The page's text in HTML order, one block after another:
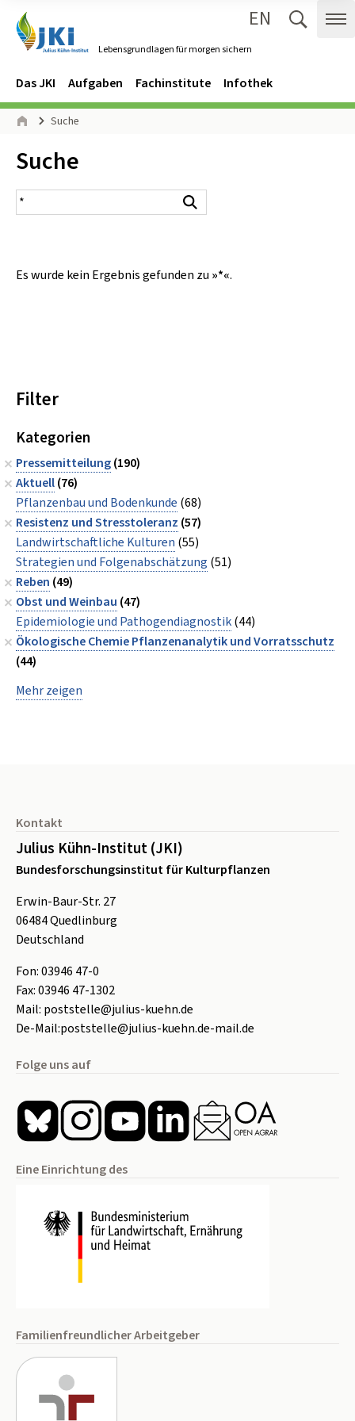
Lebensgrundlagen für morgen sichern
EN
Navigation
Hauptmenü
Das JKI Aufgaben Fachinstitute Infothek
Seitenpfad
Suche
Inhalt:
Suche
Suchergebnis
Es wurde kein Ergebnis gefunden zu »*«.
Filter
Kategorien
Pressemitteilung(190)
Aktuell(76)
Pflanzenbau und Bodenkunde (68)
Resistenz und Stresstoleranz (57)
Landwirtschaftliche Kulturen (55)
Strategien und Folgenabschätzung (51)
Reben (49)
Obst und Weinbau (47)
Epidemiologie und Pathogendiagnostik(44)
Ökologische Chemie Pflanzenanalytik und Vorratsschutz
(44)
Mehr zeigen
Kontakt
Julius Kühn-Institut (JKI)
Bundesforschungsinstitut für Kulturpflanzen
Erwin-Baur-Str. 27
06484Quedlinburg
Deutschland
Fon:03946 47-0
Fax:03946 47-1302
Mail: poststelle@julius-kuehn.de
De-Mail:poststelle@julius-kuehn.de-mail.de
Folge uns auf
Eine Einrichtung des
Familienfreundlicher Arbeitgeber